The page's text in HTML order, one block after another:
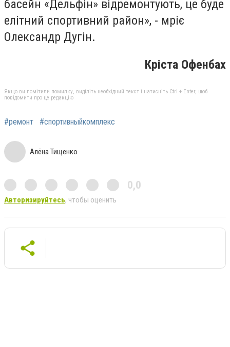
басейн «Дельфін» відремонтують, це буде
елітний спортивний район», - мріє
Олександр Дугін.
Кріста Офенбах
Якщо ви помітили помилку, виділіть необхідний текст і натисніть Ctrl + Enter, щоб
повідомити про це редакцію
#ремонт #спортивныйкомплекс
Алёна Тищенко
0,0
Авторизируйтесь, чтобы оценить